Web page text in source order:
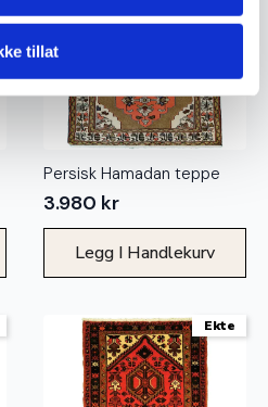
tillat
Persisk Hamadan teppe
3.980 kr
Legg I Handlekurv
Ekte